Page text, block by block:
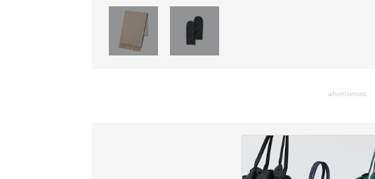
advertisement